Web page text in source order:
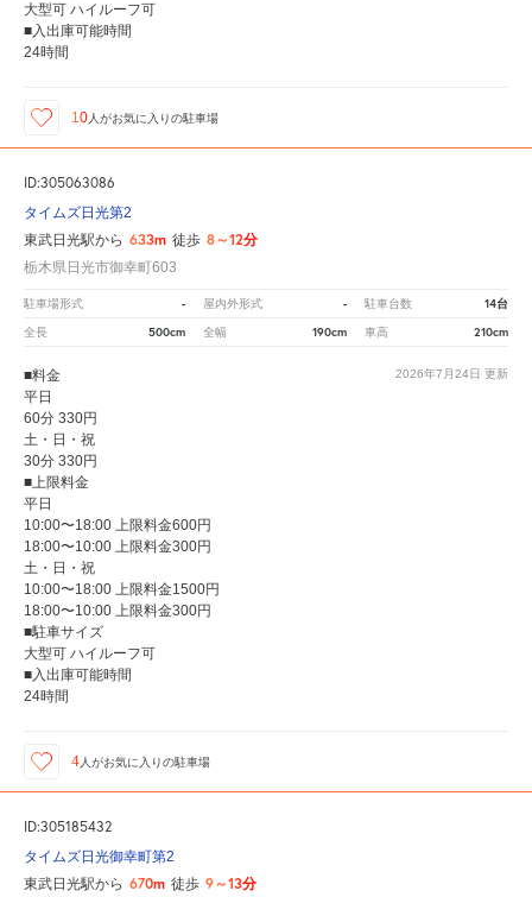
大型可 ハイルーフ可
■入出庫可能時間
24時間
10人がお気に入りの駐車場
ID:305063086
タイムズ日光第2
東武日光駅から 633m 徒歩 8～12分
栃木県日光市御幸町603
駐車場形式 - 屋内外形式 - 駐車台数 14台
全長 500cm 全幅 190cm 車高 210cm
2026年7月24日 更新
■料金
平日
60分 330円
土・日・祝
30分 330円
■上限料金
平日
10:00〜18:00 上限料金600円
18:00〜10:00 上限料金300円
土・日・祝
10:00〜18:00 上限料金1500円
18:00〜10:00 上限料金300円
■駐車サイズ
大型可 ハイルーフ可
■入出庫可能時間
24時間
4人がお気に入りの駐車場
ID:305185432
タイムズ日光御幸町第2
東武日光駅から 670m 徒歩 9～13分